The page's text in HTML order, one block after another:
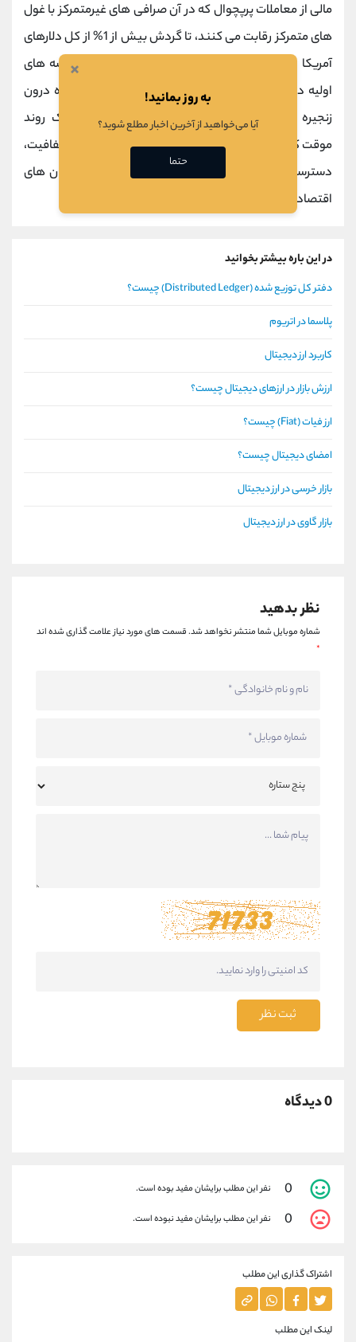
مالی از معاملات پرپچوال که در آن صرافی ‌های غیرمتمرکز با غول
‌های متمرکز رقابت می‌ کنند، تا گردش بیش از 1% از کل دلارهای
آمریکا در قالب استیبل ‌کوین ‌ها و همچنین احیای عرضه ‌های
اولیه در قالبی شفاف و قانونمند همگی به ‌طور فزاینده درون
زنجیره در جریان هستند. این انتقال ساختاری، نه یک روند
موقت که تحولی پایدار به سوی جهانی است که در آن شفافیت،
دسترسی و کارایی بی ‌سابقه ‌ای حاکم خواهد بود و بنیان‌ های
اقتصاد سنتی را دگرگون می ‌سازد.
در این باره بیشتر بخوانید
دفتر کل توزیع شده (Distributed Ledger) چیست؟
پلاسما در اتریوم
کاربرد ارز دیجیتال
ارزش بازار در ارزهای دیجیتال چیست؟
ارز فیات (Fiat) چیست؟
امضای دیجیتال چیست؟
بازار خرسی در ارز دیجیتال
بازار گاوی در ارز دیجیتال
نظر بدهید
شماره موبایل شما منتشر نخواهد شد.قسمت های مورد نیاز علامت گذاری شده اند
*
ثبت نظر
0 دیدگاه
0 نفر این مطلب برایشان مفید بوده است.
0 نفر این مطلب برایشان مفید نبوده است.
اشتراک گذاری این مطلب
لینک این مطلب
×
به روز بمانید!
آیا می‌خواهید از آخرین اخبار مطلع شوید؟
حتما